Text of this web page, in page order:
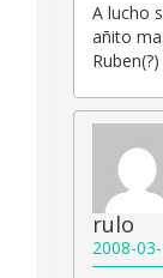
A lucho
añito
Ruben(?)
rulo
2008-